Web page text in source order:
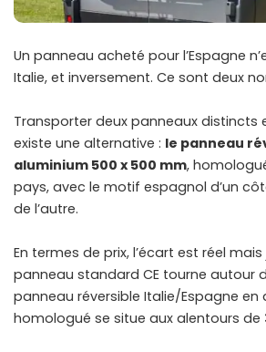
Un panneau acheté pour l’Espagne
Italie, et inversement. Ce sont deux
Transporter deux panneaux distincts
existe une alternative : le panneau
aluminium 500 x 500 mm,
pays, avec le motif espagnol d’un
de l’autre.
En termes de prix, l’écart est réel mais
panneau standard CE tourne autour
panneau réversible Italie/Espagne en
homologué se situe aux alentours de